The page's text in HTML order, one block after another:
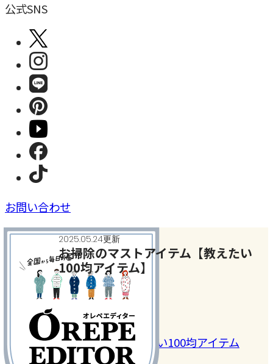
公式SNS
お問い合わせ
2025.05.24更新
お掃除のマストアイテム【教えたい
100均アイテム】
今月のテーマ
#100均アイテム#掃除 #教えたい100均アイテム